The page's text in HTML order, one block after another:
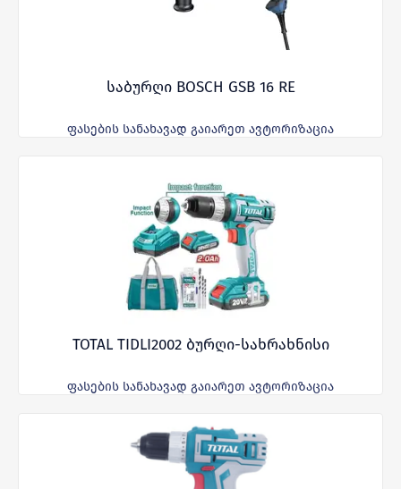
საბურღი BOSCH GSB 16 RE
ფასების სანახავად გაიარეთ ავტორიზაცია
TOTAL TIDLI2002 ბურღი-სახრახნისი
ფასების სანახავად გაიარეთ ავტორიზაცია